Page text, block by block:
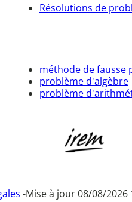
Résolutions de
méthode de fausse
problème d'algèbre
problème
-Mise à jour 08/08/2026